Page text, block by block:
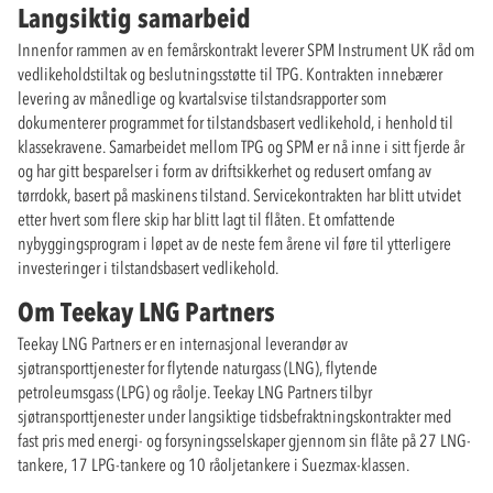
Langsiktig samarbeid
Innenfor rammen av en femårskontrakt leverer SPM Instrument UK råd om
vedlikeholdstiltak og beslutningsstøtte til TPG. Kontrakten innebærer
levering av månedlige og kvartalsvise tilstandsrapporter som
dokumenterer programmet for tilstandsbasert vedlikehold, i henhold til
klassekravene. Samarbeidet mellom TPG og SPM er nå inne i sitt fjerde år
og har gitt besparelser i form av driftsikkerhet og redusert omfang av
tørrdokk, basert på maskinens tilstand. Servicekontrakten har blitt utvidet
etter hvert som flere skip har blitt lagt til flåten. Et omfattende
nybyggingsprogram i løpet av de neste fem årene vil føre til ytterligere
investeringer i tilstandsbasert vedlikehold.
Om Teekay LNG Partners
Teekay LNG Partners er en internasjonal leverandør av
sjøtransporttjenester for flytende naturgass (LNG), flytende
petroleumsgass (LPG) og råolje. Teekay LNG Partners tilbyr
sjøtransporttjenester under langsiktige tidsbefraktningskontrakter med
fast pris med energi- og forsyningsselskaper gjennom sin flåte på 27 LNG-
tankere, 17 LPG-tankere og 10 råoljetankere i Suezmax-klassen.